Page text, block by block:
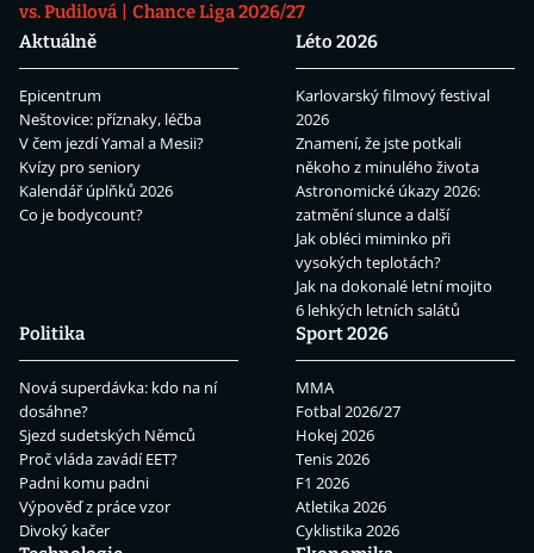
vs. Pudilová
Chance Liga 2026/27
Aktuálně
Epicentrum
Neštovice: příznaky, léčba
V čem jezdí Yamal a Mesii?
Kvízy pro seniory
Kalendář úplňků 2026
Co je bodycount?
Léto 2026
Karlovarský filmový festival
2026
Znamení, že jste potkali
někoho z minulého života
Astronomické úkazy 2026:
zatmění slunce a další
Jak obléci miminko při
vysokých teplotách?
Jak na dokonalé letní mojito
6 lehkých letních salátů
Politika
Nová superdávka: kdo na ní
dosáhne?
Sjezd sudetských Němců
Proč vláda zavádí EET?
Padni komu padni
Výpověď z práce vzor
Divoký kačer
Sport 2026
MMA
Fotbal 2026/27
Hokej 2026
Tenis 2026
F1 2026
Atletika 2026
Cyklistika 2026